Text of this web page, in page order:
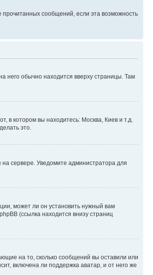
прочитанных сообщений, если эта возможность
него обычно находится вверху страницы. Там
в котором вы находитесь: Москва, Киев и т.д.
это.
сервере. Уведомите администратора для
может ли он установить нужный вам
(ссылка находится внизу страниц
на то, сколько сообщений вы оставили или
включена ли поддержка аватар, и от него же